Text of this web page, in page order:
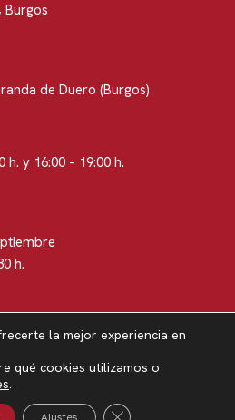
Burgos
de Duero (Burgos)
h. y 16:00 – 19:00 h.
h.
gracias aWordPress
Política de privacidad en RRSS
la mejor experiencia en
qué cookies utilizamos o
.
Cerrar El Banner